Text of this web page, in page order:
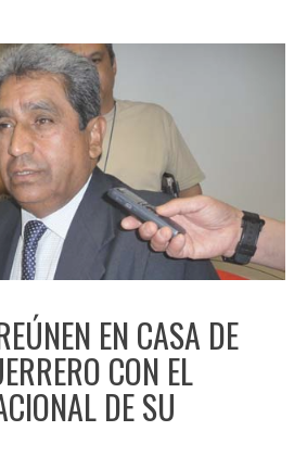
EN CASA DE
CON EL
DE SU